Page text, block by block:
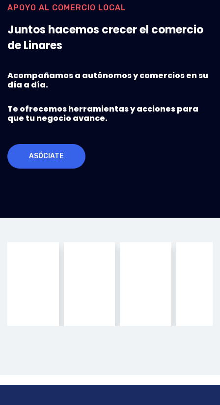
APOYO AL COMERCIO LOCAL
Juntos hacemos crecer el comercio
de Linares
Acompañamos a autónomos y comercios en su
día a día.
Te ofrecemos herramientas y acciones para
que tu negocio avance.
ASÓCIATE